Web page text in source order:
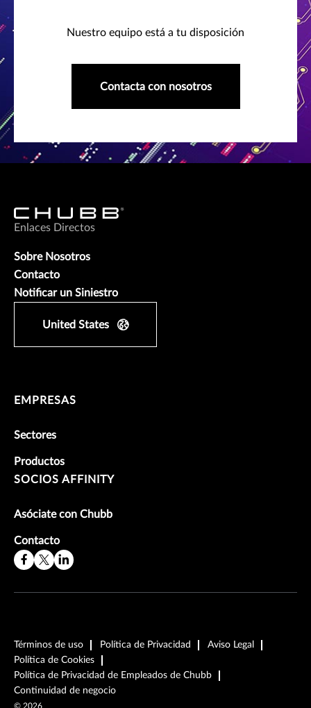
Nuestro equipo está a tu disposición
Contacta con nosotros
Enlaces Directos
Sobre Nosotros
Contacto
Notificar un Siniestro
United States
EMPRESAS
Sectores
Productos
SOCIOS AFFINITY
Asóciate con Chubb
Contacto
Términos de uso Política de Privacidad
Aviso Legal
Política de Cookies
Política de Privacidad de Empleados de Chubb
Continuidad de negocio
© 2026